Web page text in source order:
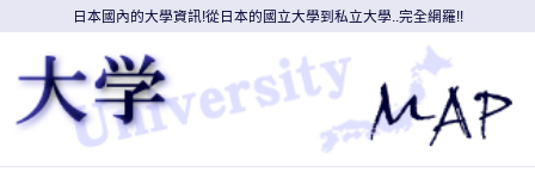
日本國內的大學資訊!從日本的國立大學到私立大學..完全網羅!!